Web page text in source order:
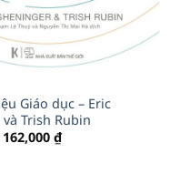
Giáo dục – Eric
Trish Rubin
Giá
162,000 ₫Giá
hiện